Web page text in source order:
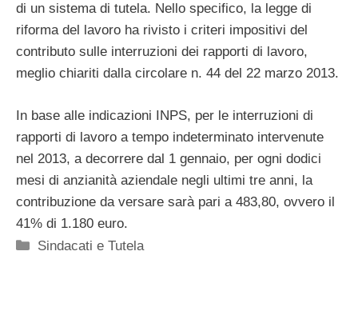
di un sistema di tutela. Nello specifico, la legge di
riforma del lavoro ha rivisto i criteri impositivi del
contributo sulle interruzioni dei rapporti di lavoro,
meglio chiariti dalla circolare n. 44 del 22 marzo 2013.
In base alle indicazioni INPS, per le interruzioni di
rapporti di lavoro a tempo indeterminato intervenute
nel 2013, a decorrere dal 1 gennaio, per ogni dodici
mesi di anzianità aziendale negli ultimi tre anni, la
contribuzione da versare sarà pari a 483,80, ovvero il
41% di 1.180 euro.
Categorie
Sindacati e Tutela